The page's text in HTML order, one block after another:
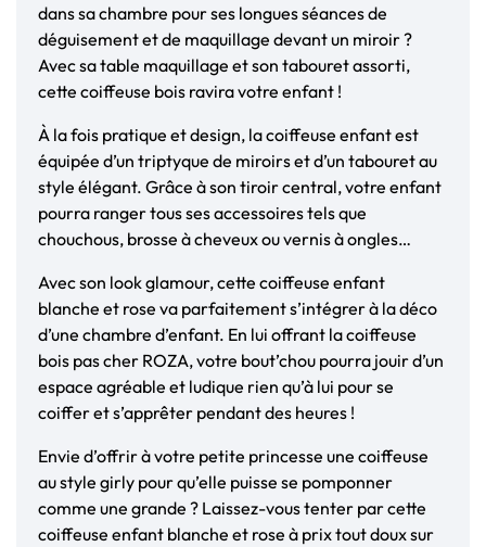
dans sa chambre pour ses longues séances de
déguisement et de maquillage devant un miroir ?
Avec sa table maquillage et son tabouret assorti,
cette coiffeuse bois ravira votre enfant !
À la fois pratique et design, la coiffeuse enfant est
équipée d’un triptyque de miroirs et d’un tabouret au
style élégant. Grâce à son tiroir central, votre enfant
pourra ranger tous ses accessoires tels que
chouchous, brosse à cheveux ou vernis à ongles…
Avec son look glamour, cette coiffeuse enfant
blanche et rose va parfaitement s’intégrer à la déco
d’une chambre d’enfant. En lui offrant la coiffeuse
bois pas cher ROZA, votre bout’chou pourra jouir d’un
espace agréable et ludique rien qu’à lui pour se
coiffer et s’apprêter pendant des heures !
Envie d’offrir à votre petite princesse une coiffeuse
au style girly pour qu’elle puisse se pomponner
comme une grande ? Laissez-vous tenter par cette
coiffeuse enfant blanche et rose à prix tout doux sur